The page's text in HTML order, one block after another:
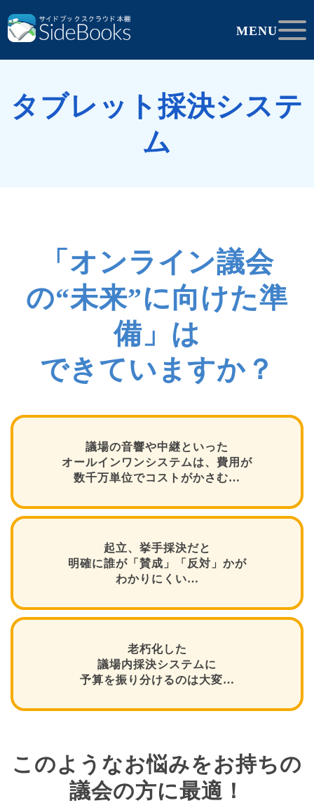
MENU
タブレット採決システ
ム
「オンライン議会
の“未来”に向けた準
備」は
できていますか？
議場の音響や中継といった
オールインワンシステムは、費用が
数千万単位でコストがかさむ…
起立、挙手採決だと
明確に誰が「賛成」「反対」かが
わかりにくい…
老朽化した
議場内採決システムに
予算を振り分けるのは大変…
このようなお悩みをお持ちの
議会の方に最適！